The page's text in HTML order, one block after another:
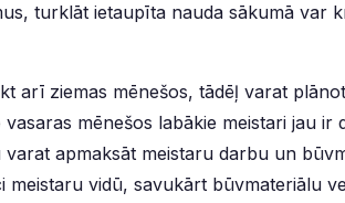
turklāt ietaupīta nauda sākumā var
arī ziemas mēnešos, tādēļ varat
mēnešos labākie meistari jau ir
apmaksāt meistaru darbu un
vidū, savukārt būvmateriālu